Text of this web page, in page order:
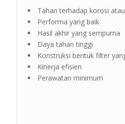
Tahan terhadap korosi
Performa yang baik
Hasil akhir yang sempurna
Daya tahan tinggi
Konstruksi bentuk filter
Kinerja efisien
Perawatan minimum